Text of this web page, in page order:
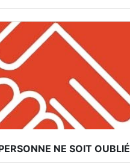
NE SOIT OUBLIÉ